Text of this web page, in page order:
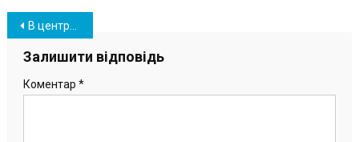
Навігація
записів
В центре Южного начали монтировать новогоднюю елку (фото)
Залишити відповідь
Коментар *